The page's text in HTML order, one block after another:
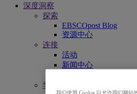
深度洞察
探索
EBSCOpost Blog
资源中心
连接
活动
新闻中心
学习
我们使用 Cookie 以允许我们网站